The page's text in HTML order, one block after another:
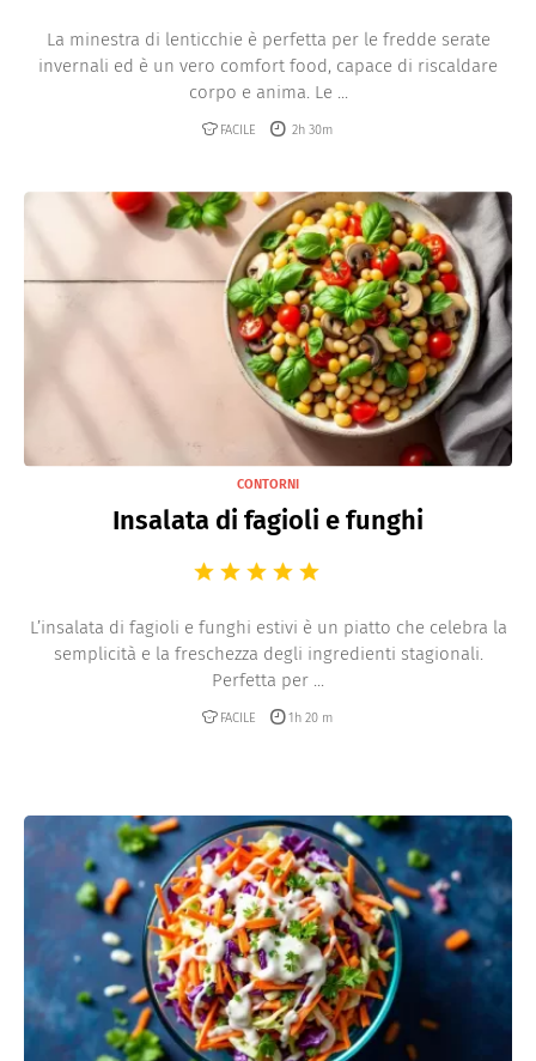
La minestra di lenticchie è perfetta per le fredde serate
invernali ed è un vero comfort food, capace di riscaldare
corpo e anima. Le ...
FACILE 2h 30m
CONTORNI
Insalata di fagioli e funghi
L’insalata di fagioli e funghi estivi è un piatto che celebra la
semplicità e la freschezza degli ingredienti stagionali.
Perfetta per ...
FACILE 1h 20 m